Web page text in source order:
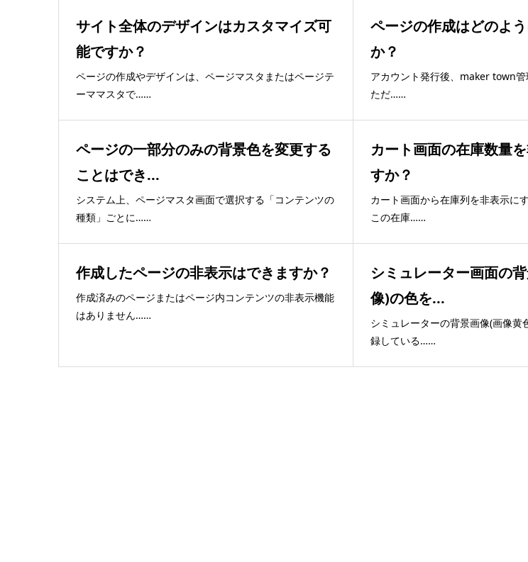
サイト全体のデザインはカスタマイズ可
能ですか？
ページの作成やデザインは、ページマスタまたはページテ
ーママスタで……
ページの作成はどのよ
か？
アカウント発行後、maker town
ただ……
ページの一部分のみの背景色を変更する
ことはでき...
システム上、ページマスタ画面で選択する「コンテンツの
種類」ごとに……
カート画面の在庫数量
すか？
カート画面から在庫列を非表示に
この在庫……
作成したページの非表示はできますか？
作成済みのページまたはページ内コンテンツの非表示機能
はありません……
シミュレーター画面の
像)の色を...
シミュレーターの背景画像(画像黄
録している……